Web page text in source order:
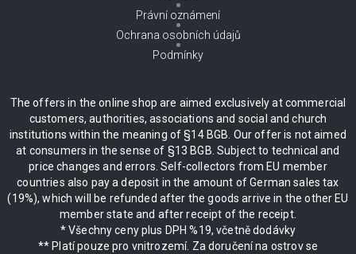
Právní oznámení
Ochrana osobních údajů
Podmínky
The offers in the online shop are aimed exclusively at commercial
customers, authorities, associations and social and church
institutions within the meaning of §14 BGB. Our offer is not aimed
at consumers in the sense of §13 BGB. Subject to technical and
price changes and errors. Self-collectors from EU member
countries also pay a deposit in the amount of German sales tax
(19%), which will be refunded after the goods arrive in the other EU
member state and after receipt of the receipt.
* Všechny ceny plus DPH %19, včetně dodávky
** Platí pouze pro vnitrozemí. Za doručení na ostrov se